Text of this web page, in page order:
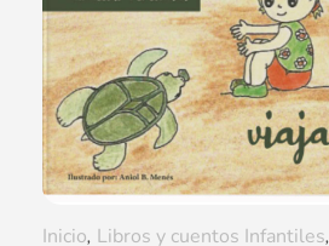
Inicio, Libros y cuentos Infantiles,